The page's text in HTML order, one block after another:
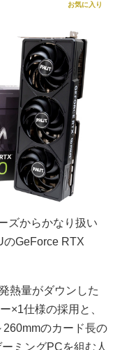
お気に入り
ズからかなり扱い
のGeForce RTX
熱量がダウンした
×1仕様の採用と、
のカード長の
ミングPCを組む人